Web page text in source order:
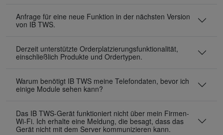
Anfrage für eine neue Funktion in der nächsten Version
von IB TWS.
Derzeit unterstützte Orderplatzierungsfunktionalität,
einschließlich Produkte und Ordertypen.
Warum benötigt IB TWS meine Telefondaten, bevor ich
einige Module sehen kann?
Das IB TWS-Gerät funktioniert nicht über mein Firmen-
Wi-Fi. Ich erhalte eine Meldung, die besagt, dass das
Gerät nicht mit dem Server kommunizieren kann.